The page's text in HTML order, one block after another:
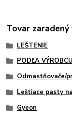
Tovar
LEŠTENIE
PODĽA
Odmastňovače/
Leštiace pasty
Gyeon